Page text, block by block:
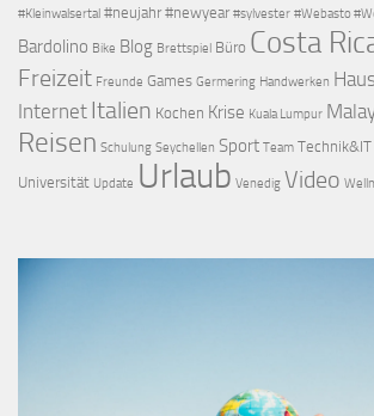
#Kleinwalsertal #neujahr #newyear #sylvester #Webasto
Bardolino Bike Blog Brettspiel Büro Costa
Freizeit Freunde Games Germering Handwerken
Internet Italien Kochen Krise Kuala Lumpur
Reisen Schulung Seychellen Sport Team Technik&IT
Universität Update Urlaub Venedig Video